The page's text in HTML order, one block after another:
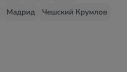
Мадрид
Чешский Крумлов